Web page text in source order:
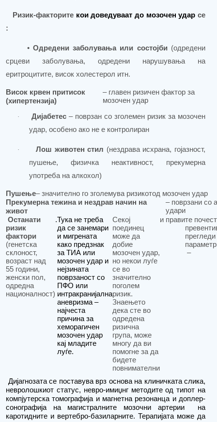
Ризик-факторите кои доведуваат до мозочен удар се
:
• Одредени заболувања или состојби(одредени
срцеви заболувања, одредени нарушувања на
еритроцитите, висок холестерол итн.
Висок крвен притисок
(хипертензија)
– главен ризичен фактор за
мозочен удар
· Дијабетес– поврзан со зголемен ризик за мозочен
удар, особено ако не е контролиран
· Лош животен стил (нездрава исхрана, гојазност,
пушење, физичка неактивност, прекумерна
употреба на алкохол)
Пушење– значително го зголемува ризикотод мозочен удар
Прекумерна тежина и нездрав начин на
живот
– поврзани со
удари
Останати
ризик
фактори
(генетска
склоност,
возраст над
55 години,
женски пол,
одредна
националност)
.Тука не треба
да се занемари
и мигрената
како предзнак
за ТИА или
мозочен удар и
нејзината
поврзаност со
ПФО или
интракранијална
аневризма –
најчеста
причина за
хеморагичен
мозочен удар
кај младите
луѓе.
Секој
поединец
може да
добие
мозочен удар,
но некои луѓе
се во
значително
поголем
ризик.
Знаењето
дека сте во
одредена
ризична
група, може
многу да ви
помогне за да
бидете
повнимателни
и правите
–
Дијагнозата се поставува врз основа на клиничката слика,
невролошкиот статус, невро-имиџнг методите од типот на
компјутерска томографија и магнетна резонанца и доплер-
сонографија на магистралните мозочни артерии
на
каротидните и вертебро-базиларните. Терапијата може да